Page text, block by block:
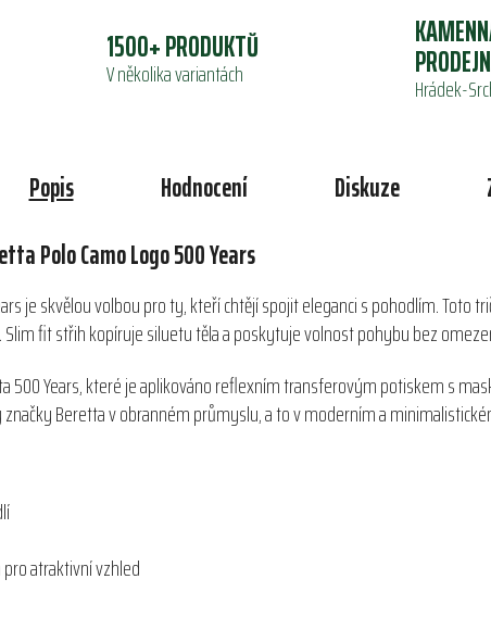
1500+ PRODUKTŮ
V několika variantách Hrádek-
Popis Hodnocení Diskuze
Polo Camo Logo 500 Years
je skvělou volbou pro ty, kteří chtějí spojit eleganci s pohodlím.
fit střih kopíruje siluetu těla a poskytuje volnost pohybu bez
500 Years, které je aplikováno reflexním transferovým potiskem s
Beretta v obranném průmyslu, a to v moderním a
atraktivní vzhled